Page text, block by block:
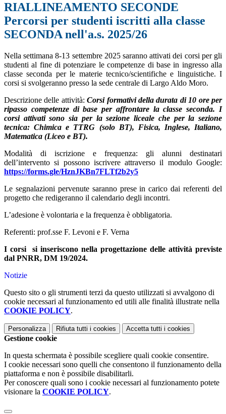
RIALLINEAMENTO SECONDE
Percorsi per studenti iscritti alla classe
SECONDA nell'a.s. 2025/26
Nella settimana 8-13 settembre 2025 saranno attivati dei corsi per gli
studenti al fine di potenziare le competenze di base in ingresso alla
classe seconda per le materie tecnico/scientifiche e linguistiche. I
corsi si svolgeranno presso la sede centrale di Largo Aldo Moro.
Descrizione delle attività:Corsi formativi della durata di 10 ore per
ripasso competenze di base per affrontare la classe seconda. I
corsi attivati sono sia per la sezione liceale che per la sezione
tecnica: Chimica e TTRG (solo BT), Fisica, Inglese, Italiano,
Matematica (Liceo e BT).
Modalità di iscrizione e frequenza: gli alunni destinatari
dell’intervento si possono iscrivere attraverso il modulo Google:
https://forms.gle/HznJKBn7FLTf2b2y5
Le segnalazioni pervenute saranno prese in carico dai referenti del
progetto che redigeranno il calendario degli incontri.
L’adesione è volontaria e la frequenza è obbligatoria.
Referenti: prof.sse F. Levoni e F. Verna
I corsi si inseriscono nella progettazione delle attività previste
dal PNRR, DM 19/2024.
Notizie
Questo sito o gli strumenti terzi da questo utilizzati si avvalgono di
cookie necessari al funzionamento ed utili alle finalità illustrate nella
COOKIE POLICY.
Personalizza Rifiuta tutti i cookies Accetta tutti i cookies
Gestione cookie
In questa schermata è possibile scegliere quali cookie consentire.
I cookie necessari sono quelli che consentono il funzionamento della
piattaforma e non è possibile disabilitarli.
Per conoscere quali sono i cookie necessari al funzionamento potete
visionare la COOKIE POLICY.